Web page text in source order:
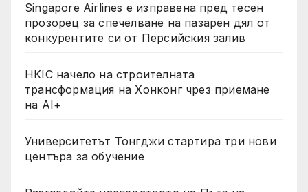
Singapore Airlines е изправена пред тесен
прозорец за спечелване на пазарен дял от
конкурентите си от Персийския залив
HKIC начело на строителната
трансформация на Хонконг чрез приемане
на AI+
Университетът Тонгджи стартира три нови
центъра за обучение